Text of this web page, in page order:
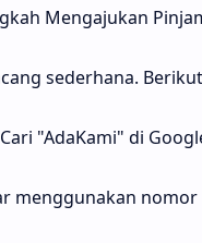
Mengajukan
sederhana.
"AdaKami" di
menggunakan